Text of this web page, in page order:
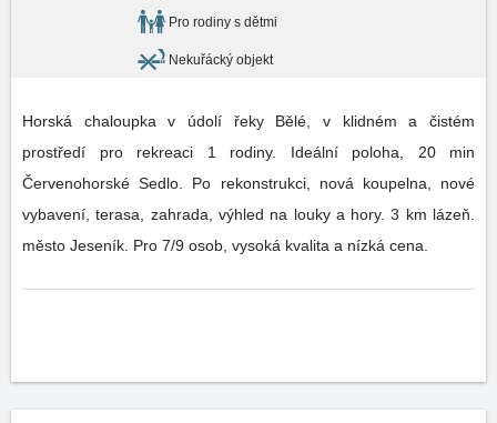
Pro rodiny s dětmi
Nekuřácký objekt
Horská chaloupka v údolí řeky Bělé, v klidném a čistém
prostředí pro rekreaci 1 rodiny. Ideální poloha, 20 min
Červenohorské Sedlo. Po rekonstrukci, nová koupelna, nové
vybavení, terasa, zahrada, výhled na louky a hory. 3 km lázeň.
město Jeseník. Pro 7/9 osob, vysoká kvalita a nízká cena.